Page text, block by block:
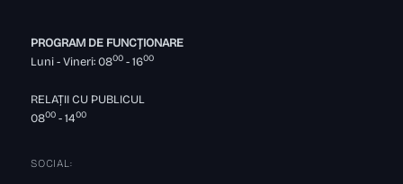
PROGRAM DE FUNCȚIONARE
Luni - Vineri: 0800 - 1600
RELAȚII CU PUBLICUL
0800 - 1400
SOCIAL: